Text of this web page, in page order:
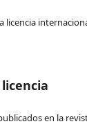
licencia
en la